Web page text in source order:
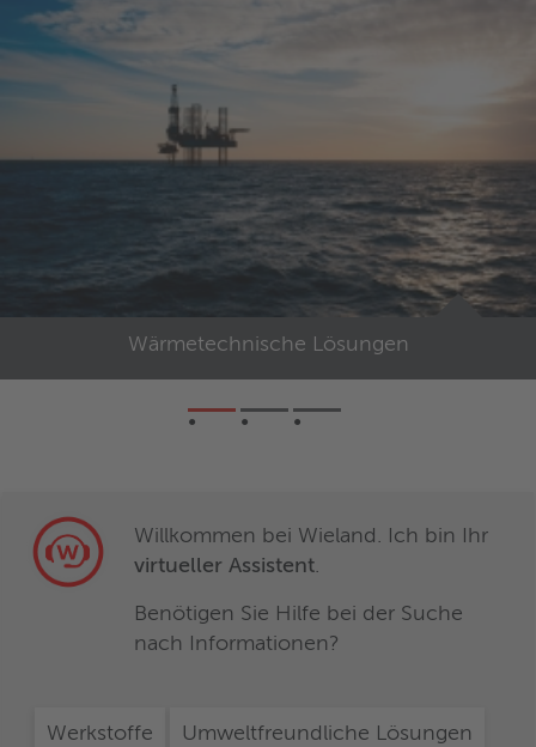
Wärmetechnische Lösungen
Willkommen bei Wieland. Ich bin Ihr
virtueller Assistent.
Benötigen Sie Hilfe bei der Suche
nach Informationen?
Werkstoffe Umweltfreundliche Lösungen